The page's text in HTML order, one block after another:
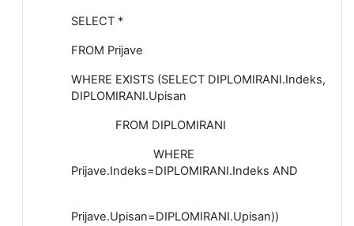
SELECT *
FROM Prijave
WHERE EXISTS (SELECT DIPLOMIRANI.Indeks,
DIPLOMIRANI.Upisan
FROM DIPLOMIRANI
WHERE
Prijave.Indeks=DIPLOMIRANI.Indeks AND
Prijave.Upisan=DIPLOMIRANI.Upisan))